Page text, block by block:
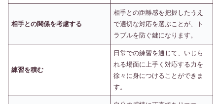
相手との関係を考慮する
相手との距離感を把握したうえ
で適切な対応を選ぶことが、ト
ラブルを防ぐ鍵になります。
練習を積む
日常での練習を通じて、いじら
れる場面に上手く対応する力を
徐々に身につけることができま
す。